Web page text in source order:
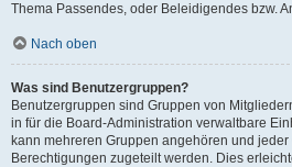
Thema Passendes, oder Beleidigendes bzw.
Nach oben
Was sind Benutzergruppen?
Benutzergruppen sind Gruppen von
in für die Board-Administration verwaltbare
kann mehreren Gruppen angehören und
Berechtigungen zugeteilt werden. Dies